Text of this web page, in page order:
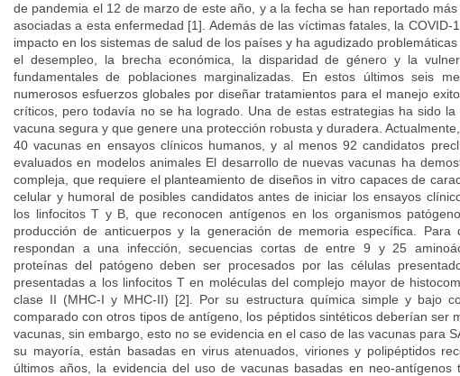
de pandemia el 12 de marzo de este año, y a la fecha se han reportado
asociadas a esta enfermedad [1]. Además de las víctimas fatales, la COVID-
impacto en los sistemas de salud de los países y ha agudizado
el desempleo, la brecha económica, la disparidad de género y la
fundamentales de poblaciones marginalizadas. En estos últimos seis
numerosos esfuerzos globales por diseñar tratamientos para el manejo
críticos, pero todavía no se ha logrado. Una de estas estrategias ha sido la
vacuna segura y que genere una protección robusta y duradera.
40 vacunas en ensayos clínicos humanos, y al menos 92 candidatos
evaluados en modelos animales El desarrollo de nuevas vacunas ha
compleja, que requiere el planteamiento de diseños in vitro capaces de
celular y humoral de posibles candidatos antes de iniciar los ensayos
los linfocitos T y B, que reconocen antígenos en los organismos
producción de anticuerpos y la generación de memoria específica. Para
respondan a una infección, secuencias cortas de entre 9 y 25
proteínas del patógeno deben ser procesados por las células
presentadas a los linfocitos T en moléculas del complejo mayor de
clase II (MHC-I y MHC-II) [2]. Por su estructura química simple y bajo
comparado con otros tipos de antígeno, los péptidos sintéticos deberían ser
vacunas, sin embargo, esto no se evidencia en el caso de las vacunas para
su mayoría, están basadas en virus atenuados, viriones y polipéptidos
últimos años, la evidencia del uso de vacunas basadas en neo-antígenos